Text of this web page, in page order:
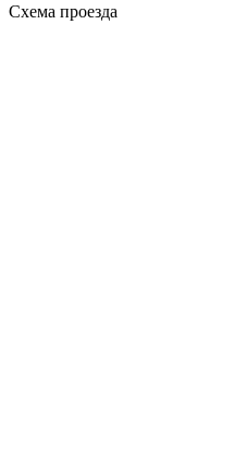
Схема проезда